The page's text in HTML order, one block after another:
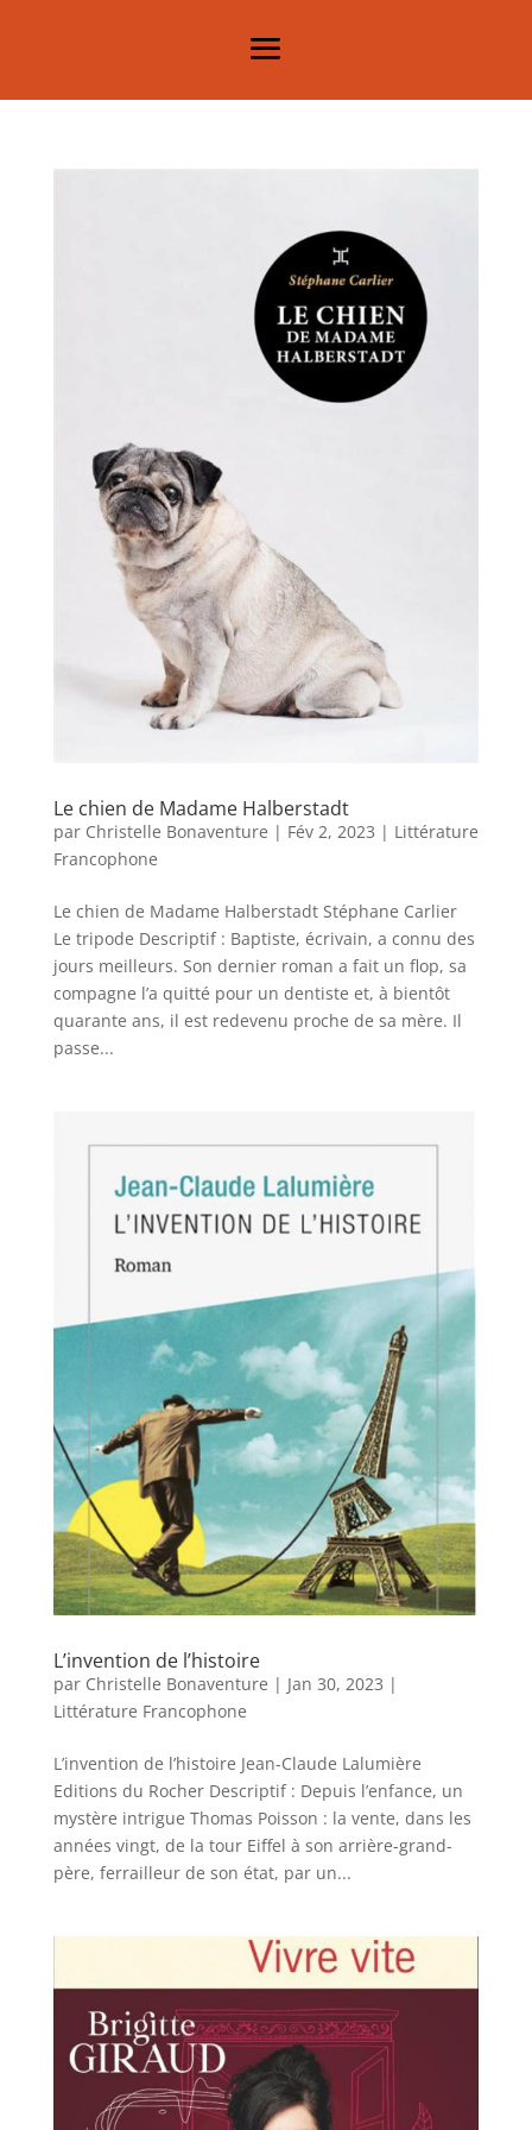
Le chien de Madame Halberstadt
par Christelle Bonaventure | Fév 2, 2023 | Littérature
Francophone
Le chien de Madame Halberstadt Stéphane Carlier
Le tripode Descriptif : Baptiste, écrivain, a connu des
jours meilleurs. Son dernier roman a fait un flop, sa
compagne l’a quitté pour un dentiste et, à bientôt
quarante ans, il est redevenu proche de sa mère. Il
passe...
L’invention de l’histoire
par Christelle Bonaventure | Jan 30, 2023 |
Littérature Francophone
L’invention de l’histoire Jean-Claude Lalumière
Editions du Rocher Descriptif : Depuis l’enfance, un
mystère intrigue Thomas Poisson : la vente, dans les
années vingt, de la tour Eiffel à son arrière-grand-
père, ferrailleur de son état, par un...